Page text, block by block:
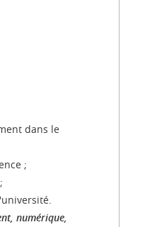
dans le
;
numérique,